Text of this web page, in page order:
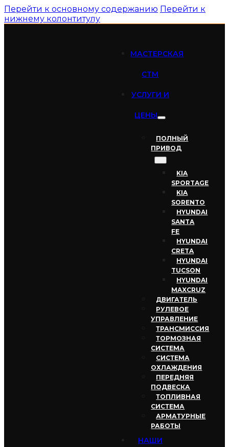
Перейти к основному содержанию Перейти к
нижнему колонтитулу
МАСТЕРСКАЯ
СТМ
УСЛУГИ И
ЦЕНЫ
ПОЛНЫЙ
ПРИВОД
KIA
SPORTAGE
KIA
SORENTO
HYUNDAI
SANTA
FE
HYUNDAI
CRETA
HYUNDAI
TUCSON
HYUNDAI
MAXCRUZ
ДВИГАТЕЛЬ
РУЛЕВОЕ
УПРАВЛЕНИЕ
ТРАНСМИССИЯ
ТОРМОЗНАЯ
СИСТЕМА
СИСТЕМА
ОХЛАЖДЕНИЯ
ПЕРЕДНЯЯ
ПОДВЕСКА
ТОПЛИВНАЯ
СИСТЕМА
АРМАТУРНЫЕ
РАБОТЫ
НАШИ